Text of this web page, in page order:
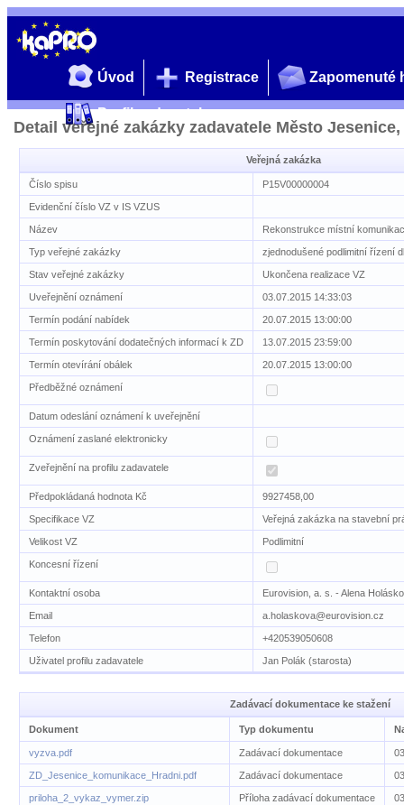
Úvod Registrace Zapomenuté
Profil zadavatele
Detail veřejné zakázky zadavatele Město Jesenice,
Veřejná zakázka
Číslo spisu P15V00000004
Evidenční číslo VZ v IS VZUS
Název Rekonstrukce místní
Typ veřejné zakázky zjednodušené podlimitní řízení
Stav veřejné zakázky Ukončena realizace VZ
Uveřejnění oznámení 03.07.2015 14:33:03
Termín podání nabídek 20.07.2015 13:00:00
Termín poskytování dodatečných informací k ZD 13.07.2015 23:59:00
Termín otevírání obálek 20.07.2015 13:00:00
Předběžné oznámení
Datum odeslání oznámení k uveřejnění
Oznámení zaslané elektronicky
Zveřejnění na profilu zadavatele
Předpokládaná hodnota Kč 9927458,00
Specifikace VZ Veřejná zakázka na stavební
Velikost VZ Podlimitní
Koncesní řízení
Kontaktní osoba Eurovision, a. s. - Alena
Email a.holaskova@eurovision.cz
Telefon +420539050608
Uživatel profilu zadavatele Jan Polák (starosta)
Zadávací dokumentace ke stažení
Dokument Typ dokumentu
vyzva.pdf Zadávací dokumentace
ZD_Jesenice_komunikace_Hradni.pdf Zadávací dokumentace
priloha_2_vykaz_vymer.zip Příloha zadávací dokumentace